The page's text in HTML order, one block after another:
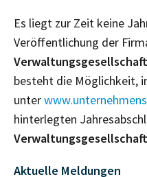
Es liegt zur Zeit keine
Veröffentlichung der
besteht die Möglichkeit,
unter
hinterlegten
Aktuelle Meldungen